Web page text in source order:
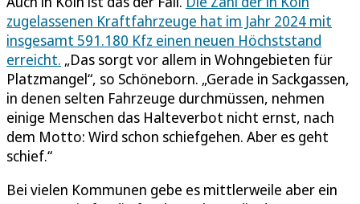
zugelassenen Kraftfahrzeuge hat im Jahr 2024 mit
insgesamt 591.180 Kfz einen neuen Höchststand
erreicht. „Das sorgt vor allem in Wohngebieten für
Platzmangel“, so Schöneborn. „Gerade in Sackgassen,
in denen selten Fahrzeuge durchmüssen, nehmen
einige Menschen das Halteverbot nicht ernst, nach
dem Motto: Wird schon schiefgehen. Aber es geht
schief.“
Bei vielen Kommunen gebe es mittlerweile aber ein